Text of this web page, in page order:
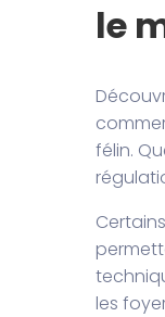
le
félin.
les